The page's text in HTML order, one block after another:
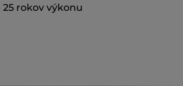
25 rokov výkonu